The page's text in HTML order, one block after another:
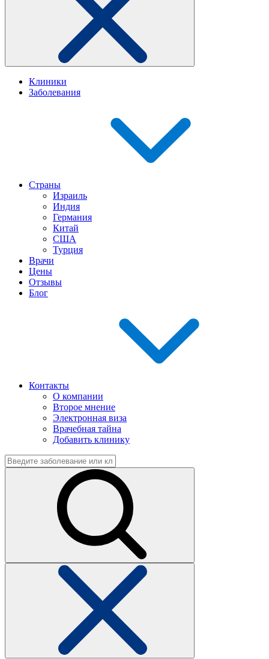
Клиники
Заболевания
Страны
Израиль
Индия
Германия
Китай
США
Турция
Врачи
Цены
Отзывы
Блог
Контакты
О компании
Второе мнение
Электронная виза
Врачебная тайна
Добавить клинику